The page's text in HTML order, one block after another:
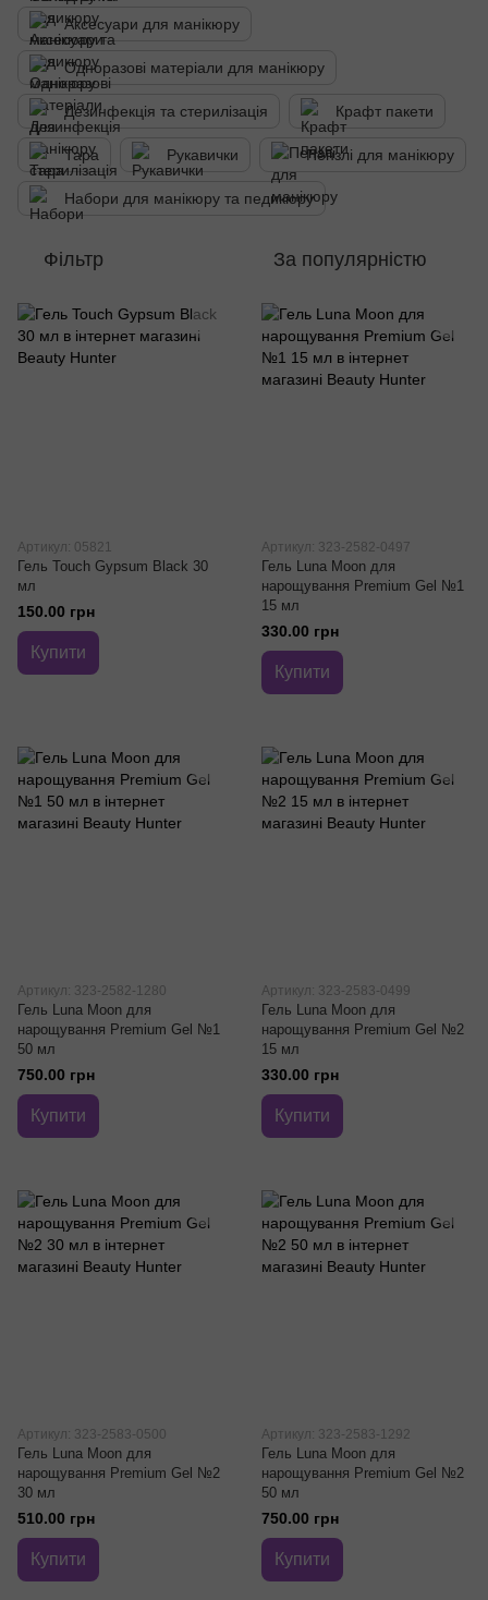
Аксесуари для манікюру
Одноразові матеріали для манікюру
Дезинфекція та стерилізація Крафт пакети
Тара Рукавички Пензлі для манікюру
Набори для манікюру та педикюру
Фільтр За популярністю
Артикул: 05821
Гель Touch Gypsum Black 30
мл
150.00 грн
Купити
Артикул: 323-2582-0497
Гель Luna Moon для
нарощування Premium Gel №1
15 мл
330.00 грн
Купити
Артикул: 323-2582-1280
Гель Luna Moon для
нарощування Premium Gel №1
50 мл
750.00 грн
Купити
Артикул: 323-2583-0499
Гель Luna Moon для
нарощування Premium Gel №2
15 мл
330.00 грн
Купити
Артикул: 323-2583-0500
Гель Luna Moon для
нарощування Premium Gel №2
30 мл
510.00 грн
Купити
Артикул: 323-2583-1292
Гель Luna Moon для
нарощування Premium Gel №2
50 мл
750.00 грн
Купити